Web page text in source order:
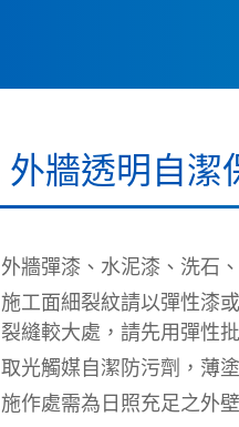
外牆透明自潔
外牆彈漆、水泥漆、洗石
施工面細裂紋請以彈性漆
裂縫較大處，請先用彈性
取光觸媒自潔防污劑，薄
施作處需為日照充足之外